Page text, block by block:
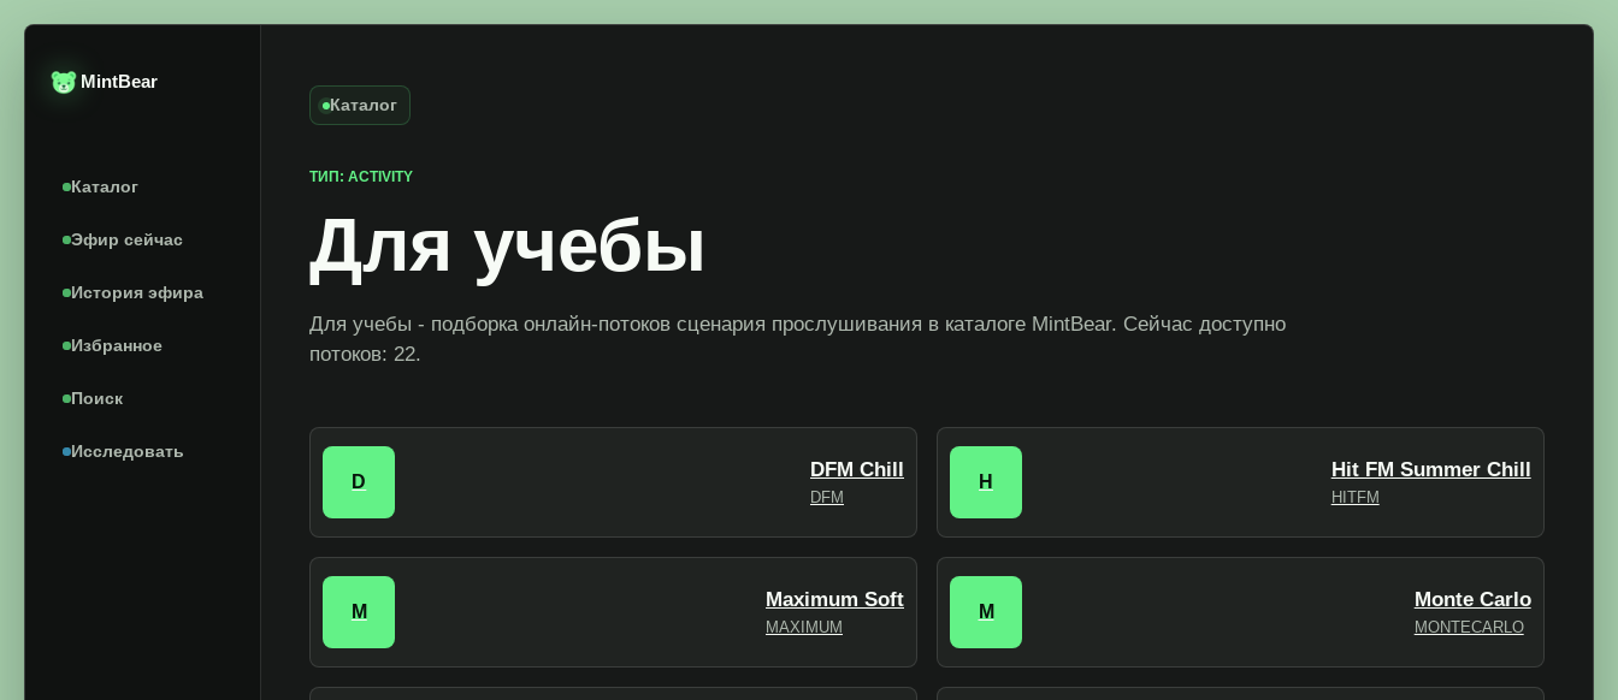
MintBear
Каталог
Эфир сейчас
История эфира
Избранное
Поиск
Исследовать
Каталог
ТИП: ACTIVITY
Для учебы
Для учебы - подборка онлайн-потоков сценария прослушивания в каталоге MintBear. Сейчас доступно
потоков: 22.
D
DFM Chill
DFM
H
Hit FM Summer Chill
HITFM
M
Maximum Soft
MAXIMUM
M
Monte Carlo
MONTECARLO